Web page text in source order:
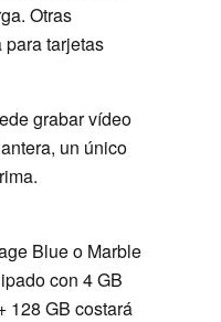
Otras
para tarjetas
grabar vídeo
un único
Blue o Marble
con 4 GB
128 GB costará